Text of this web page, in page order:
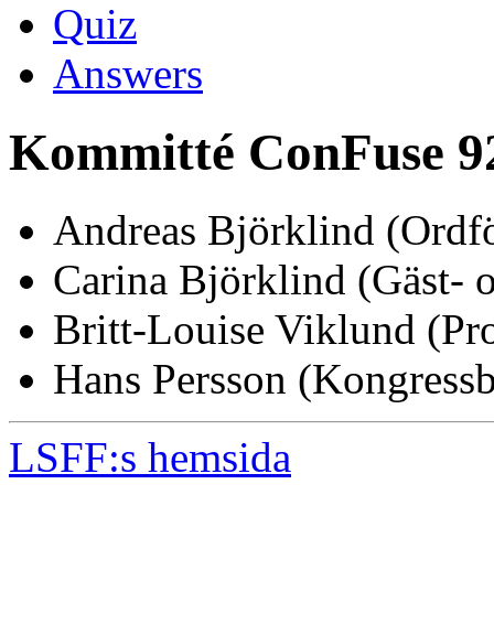
Quiz
Answers
Kommitté ConFuse
Andreas Björklind
Carina Björklind (Gäst-
Britt-Louise Viklund
Hans Persson
LSFF:s hemsida